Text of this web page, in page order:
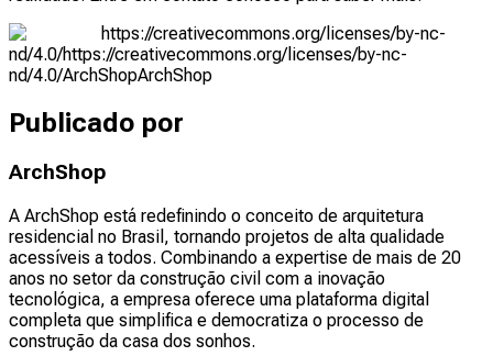
https://creativecommons.org/licenses/by-nc-
nd/4.0/https://creativecommons.org/licenses/by-nc-
nd/4.0/ArchShopArchShop
Publicado por
ArchShop
A ArchShop está redefinindo o conceito de arquitetura
residencial no Brasil, tornando projetos de alta qualidade
acessíveis a todos. Combinando a expertise de mais de 20
anos no setor da construção civil com a inovação
tecnológica, a empresa oferece uma plataforma digital
completa que simplifica e democratiza o processo de
construção da casa dos sonhos.